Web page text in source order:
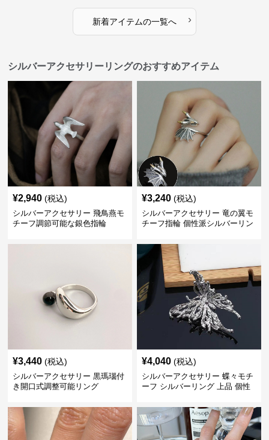
新着アイテムの一覧へ ›
シルバーアクセサリーリングのおすすめアイテム
¥2,940 (税込)
シルバーアクセサリー 飛鳥燕モ
チーフ調節可能な銀色指輪
¥3,240 (税込)
シルバーアクセサリー 竜の翼モ
チーフ指輪 個性派シルバーリン
¥3,440 (税込)
シルバーアクセサリー 黒瑪瑙付
き開口式調整可能リング
¥4,040 (税込)
シルバーアクセサリー 蝶々モチ
ーフ シルバーリング 上品 個性